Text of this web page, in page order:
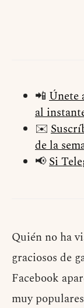
📲 Únete
al
✉️
de la
📢Si
Quién no ha
graciosos de
Facebook
muy